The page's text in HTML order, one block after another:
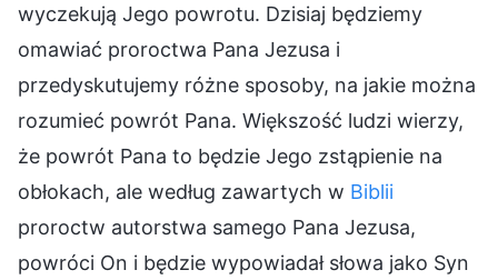
wyczekują Jego powrotu. Dzisiaj będziemy
omawiać proroctwa Pana Jezusa i
przedyskutujemy różne sposoby, na jakie można
rozumieć powrót Pana. Większość ludzi wierzy,
że powrót Pana to będzie Jego zstąpienie na
obłokach, ale według zawartych w Biblii
proroctw autorstwa samego Pana Jezusa,
powróci On i będzie wypowiadał słowa jako Syn